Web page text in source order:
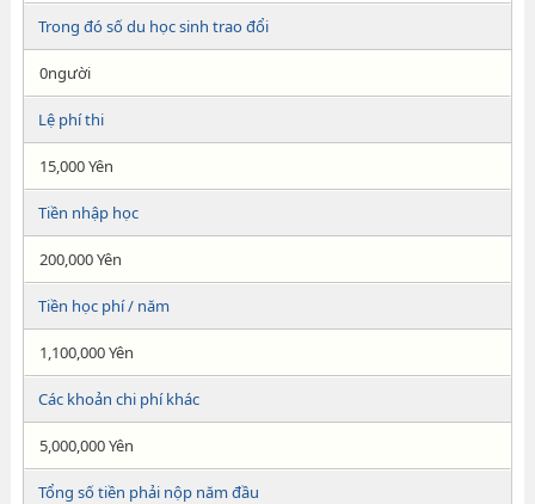
Trong đó số du học sinh trao đổi
0người
Lệ phí thi
15,000 Yên
Tiền nhập học
200,000 Yên
Tiền học phí / năm
1,100,000 Yên
Các khoản chi phí khác
5,000,000 Yên
Tổng số tiền phải nộp năm đầu